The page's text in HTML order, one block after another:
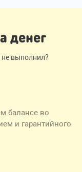
денег
не выполнил?
балансе во
и гарантийного